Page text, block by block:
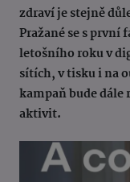
zdraví je stejně
Pražané se s první
letošního roku v
sítích, v tisku i na
kampaň bude
aktivit.